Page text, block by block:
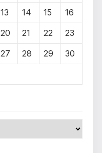
13 14 15
16
20 21 22
23
27 28 29
30